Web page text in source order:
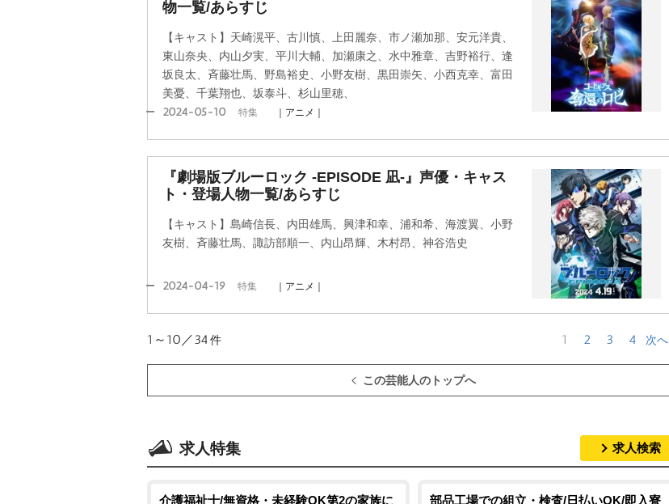
物一覧/あらすじ
【キャスト】天崎滉平、古川慎、上田麗奈、市ノ瀬加那、安元洋貴、
東山奈央、内山夕実、平川大輔、加瀬康之、水中雅章、吉野裕行、逢
坂良太、斉藤壮馬、野島裕史、小野友樹、黒田崇矢、小西克幸、富田
美憂、千葉翔也、坂泰斗、杉山里穂、
2024-05-10 特集 ｜アニメ｜
『劇場版ブルーロック -EPISODE 凪-』声優・キャス
ト・登場人物一覧/あらすじ
【キャスト】島崎信長、内田雄馬、興津和幸、浦和希、海渡翼、小野
友樹、斉藤壮馬、諏訪部順一、内山昂輝、木村昂、神谷浩史
2024-04-19 特集 ｜アニメ｜
1～10／34件 1 2 3 4 次へ
この芸能人のトップへ
求人特集 求人検索
介護福祉士/無資格・未経験OK第2の家族に 部品工場での組立・検査/日払いOK/即入寮